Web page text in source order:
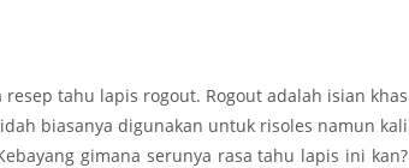
tahu lapis rogout. Rogout adalah isian khas
biasanya digunakan untuk risoles namun kali
gimana serunya rasa tahu lapis ini kan?